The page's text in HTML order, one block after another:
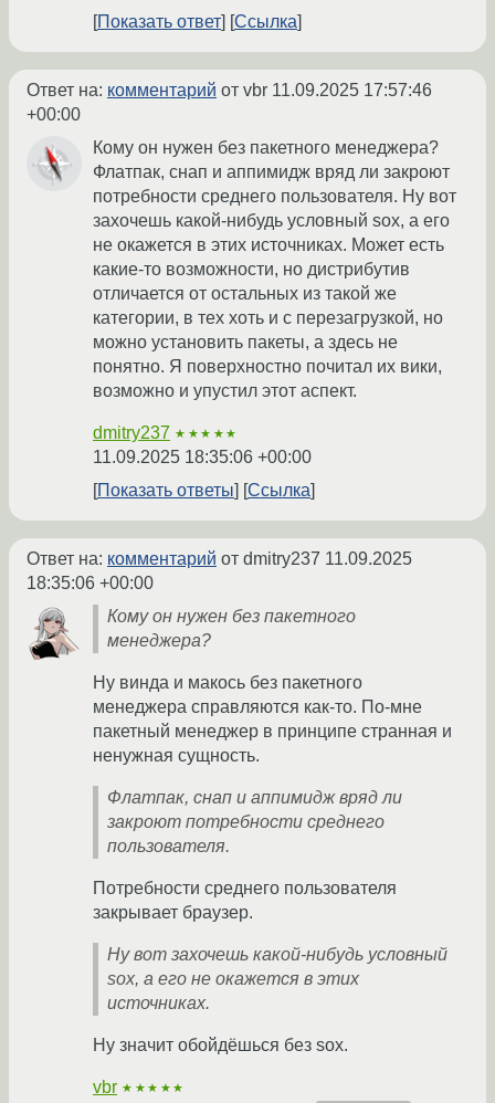
Показать ответ Ссылка
Ответ на: комментарий от vbr 11.09.2025 17:57:46
+00:00
Кому он нужен без пакетного менеджера?
Флатпак, снап и аппимидж вряд ли закроют
потребности среднего пользователя. Ну вот
захочешь какой-нибудь условный sox, а его
не окажется в этих источниках. Может есть
какие-то возможности, но дистрибутив
отличается от остальных из такой же
категории, в тех хоть и с перезагрузкой, но
можно установить пакеты, а здесь не
понятно. Я поверхностно почитал их вики,
возможно и упустил этот аспект.
dmitry237 ★★★★★
11.09.2025 18:35:06 +00:00
Показать ответы
Ссылка
Ответ на: комментарий от dmitry237 11.09.2025
18:35:06 +00:00
Кому он нужен без пакетного
менеджера?
Ну винда и макось без пакетного
менеджера справляются как-то. По-мне
пакетный менеджер в принципе странная и
ненужная сущность.
Флатпак, снап и аппимидж вряд ли
закроют потребности среднего
пользователя.
Потребности среднего пользователя
закрывает браузер.
Ну вот захочешь какой-нибудь условный
sox, а его не окажется в этих
источниках.
Ну значит обойдёшься без sox.
vbr ★★★★★